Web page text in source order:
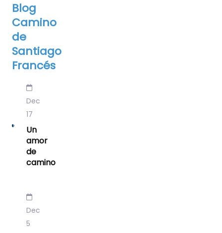
Blog
Camino
de
Santiago
Francés
Dec
17
Un
amor
de
camino
Dec
5